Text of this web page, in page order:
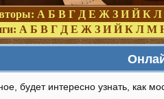
А Б В Г Д Е Ж З И Й К Л
А Б В Г Д Е Ж З И Й К Л М
будет интересно узнать, как